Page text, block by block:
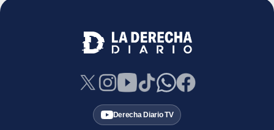
Derecha Diario TV